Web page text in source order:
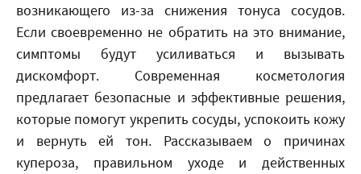
возникающего из-за снижения тонуса сосудов.
Если своевременно не обратить на это внимание,
симптомы будут усиливаться и вызывать
дискомфорт. Современная косметология
предлагает безопасные и эффективные решения,
которые помогут укрепить сосуды, успокоить кожу
и вернуть ей тон. Рассказываем о причинах
купероза, правильном уходе и действенных